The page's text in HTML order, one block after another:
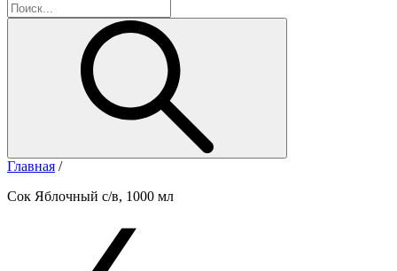
Главная /
Сок Яблочный с/в, 1000 мл